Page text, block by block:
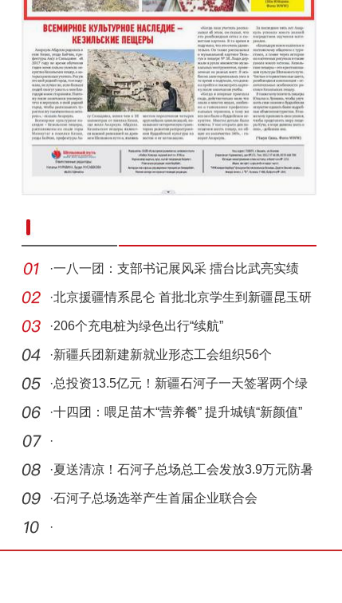
·一八一团：支部书记展风采 擂台比武亮实绩
·北京援疆情系昆仑 首批北京学生到新疆昆玉研
学
·206个充电桩为绿色出行“续航”
·新疆兵团新建新就业形态工会组织56个
·总投资13.5亿元！新疆石河子一天签署两个绿
色智算
·十四团：喂足苗木“营养餐” 提升城镇“新颜值”
·
·夏送清凉！石河子总场总工会发放3.9万元防暑
慰问品
·石河子总场选举产生首届企业联合会
·